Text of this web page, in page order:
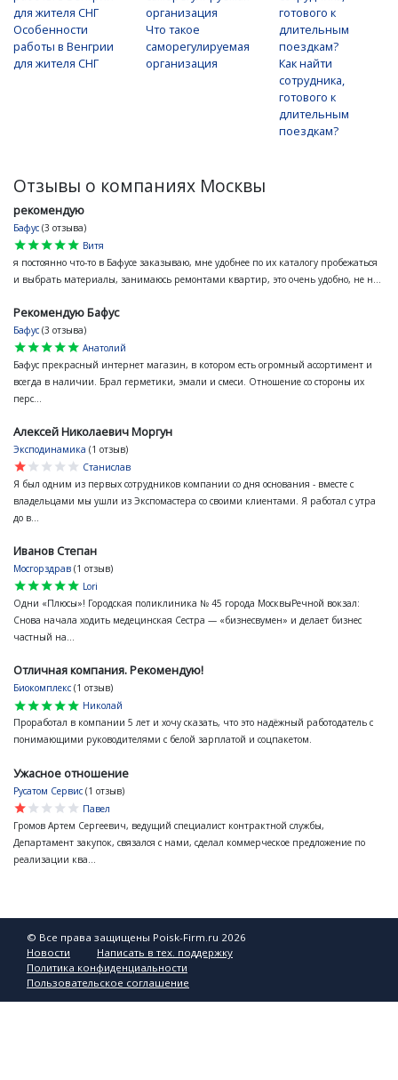
Особенности
работы в Венгрии
для жителя СНГ
Что такое
саморегулируемая
организация
Как найти
сотрудника,
готового к
длительным
поездкам?
Отзывы о компаниях Москвы
рекомендую
Бафус (3 отзыва)
star
star
star
star
star
Витя
я постоянно что-то в Бафусе заказываю, мне удобнее по их каталогу пробежаться
и выбрать материалы, занимаюсь ремонтами квартир, это очень удобно, не н...
Рекомендую Бафус
Бафус (3 отзыва)
star
star
star
star
star
Анатолий
Бафус прекрасный интернет магазин, в котором есть огромный ассортимент и
всегда в наличии. Брал герметики, эмали и смеси. Отношение со стороны их
перс...
Алексей Николаевич Моргун
Эксподинамика (1 отзыв)
star
star
star
star
star
Станислав
Я был одним из первых сотрудников компании со дня основания - вместе с
владельцами мы ушли из Экспомастера со своими клиентами. Я работал с утра
до в...
Иванов Степан
Мосгорздрав (1 отзыв)
star
star
star
star
star
Lori
Одни «Плюсы»! Городская поликлиника № 45 города МосквыРечной вокзал:
Снова начала ходить медецинская Сестра — «бизнесвумен» и делает бизнес
частный на...
Отличная компания. Рекомендую!
Биокомплекс (1 отзыв)
star
star
star
star
star
Николай
Проработал в компании 5 лет и хочу сказать, что это надёжный работодатель с
понимающими руководителями с белой зарплатой и соцпакетом.
Ужасное отношение
Русатом Сервис (1 отзыв)
star
star
star
star
star
Павел
Громов Артем Сергеевич, ведущий специалист контрактной службы,
Департамент закупок, связался с нами, сделал коммерческое предложение по
реализации ква...
© Все права защищены Poisk-Firm.ru 2026
Новости
Написать в тех. поддержку
Политика конфиденциальности
Пользовательское соглашение